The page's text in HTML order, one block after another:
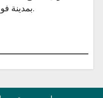
بمدينة فوبرتال قد أُدرجت في التقرير.